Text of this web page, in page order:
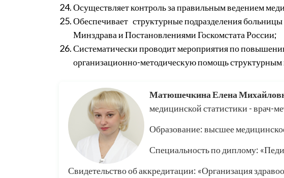
Осуществляет контроль за правильным ведением
Обеспечивает структурные подразделения
Минздрава и Постановлениями Госкомстата России;
Систематически проводит мероприятия по
организационно-методическую помощь
Матюшечкина Елена
медицинской статистики - врач-
Образование: высшее
Специальность по диплому:
Свидетельство об аккредитации: «Организация